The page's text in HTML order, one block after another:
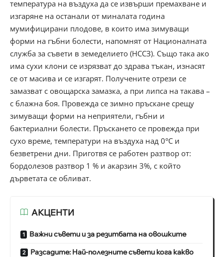
температура на въздуха да се извърши премахване и
изгаряне на останали от миналата година
мумифицирани плодове, в които има зимуващи
форми на гъбни болести, напомнят от Националната
служба за съвети в земеделието (НССЗ). Също така ако
има сухи клони се изрязват до здрава тъкан, изнасят
се от масива и се изгарят. Получените отрези се
замазват с овощарска замазка, а при липса на такава –
с блажна боя. Провежда се зимно пръскане срещу
зимуващи форми на неприятели, гъбни и
бактериални болести. Пръскането се провежда при
сухо време, температури на въздуха над 0°С и
безветрени дни. Приготвя се работен разтвор от:
бордолезов разтвор 1 % и акарзин 3%, с който
дърветата се обливат.
АКЦЕНТИ
Важни съвети и за резитбата на овошките
Разсадите: Най-полезните съвети кога какво